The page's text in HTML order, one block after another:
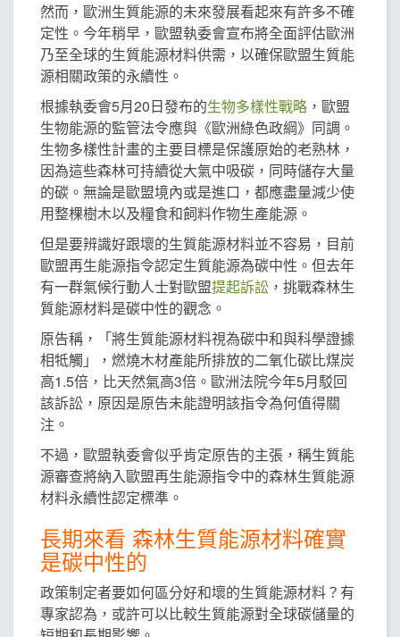
然而，歐洲生質能源的未來發展看起來有許多不確
定性。今年稍早，歐盟執委會宣布將全面評估歐洲
乃至全球的生質能源材料供需，以確保歐盟生質能
源相關政策的永續性。
根據執委會5月20日發布的生物多樣性戰略 ，歐盟
生物能源的監管法令應與《歐洲綠色政綱》同調。
生物多樣性計畫的主要目標是保護原始的老熟林，
因為這些森林可持續從大氣中吸碳，同時儲存大量
的碳。無論是歐盟境內或是進口，都應盡量減少使
用整棵樹木以及糧食和飼料作物生產能源。
但是要辨識好跟壞的生質能源材料並不容易，目前
歐盟再生能源指令認定生質能源為碳中性。但去年
有一群氣候行動人士對歐盟提起訴訟 ，挑戰森林生
質能源材料是碳中性的觀念。
原告稱，「將生質能源材料視為碳中和與科學證據
相牴觸」，燃燒木材產能所排放的二氧化碳比煤炭
高1.5倍，比天然氣高3倍。歐洲法院今年5月駁回
該訴訟，原因是原告未能證明該指令為何值得關
注。
不過，歐盟執委會似乎肯定原告的主張，稱生質能
源審查將納入歐盟再生能源指令中的森林生質能源
材料永續性認定標準。
長期來看 森林生質能源材料確實
是碳中性的
政策制定者要如何區分好和壞的生質能源材料？有
專家認為，或許可以比較生質能源對全球碳儲量的